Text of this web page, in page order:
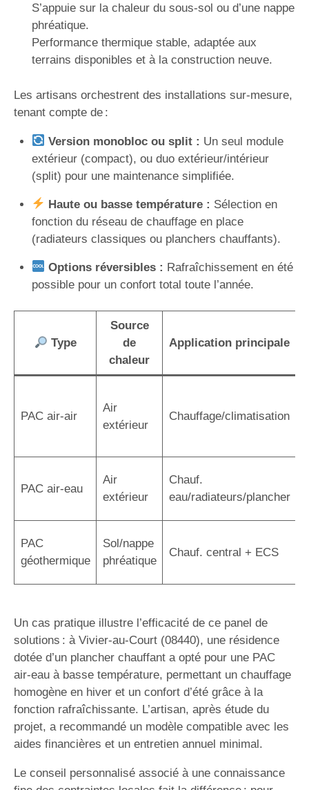
S’appuie sur la chaleur du sous-sol ou d’une nappe
phréatique.
Performance thermique stable, adaptée aux
terrains disponibles et à la construction neuve.
Les artisans orchestrent des installations sur-mesure,
tenant compte de :
Version monobloc ou split : Un seul module
extérieur (compact), ou duo extérieur/intérieur
(split) pour une maintenance simplifiée.
Haute ou basse température : Sélection en
fonction du réseau de chauffage en place
(radiateurs classiques ou planchers chauffants).
Options réversibles : Rafraîchissement en été
possible pour un confort total toute l’année.
Type
Source
de
chaleur
Application principale
PAC air-air
Air
extérieur
Chauffage/climatisation
PAC air-eau
Air
extérieur
Chauf.
eau/radiateurs/plancher
PAC
géothermique
Sol/nappe
phréatique
Chauf. central + ECS
Un cas pratique illustre l’efficacité de ce panel de
solutions : à Vivier-au-Court (08440), une résidence
dotée d’un plancher chauffant a opté pour une PAC
air-eau à basse température, permettant un chauffage
homogène en hiver et un confort d’été grâce à la
fonction rafraîchissante. L’artisan, après étude du
projet, a recommandé un modèle compatible avec les
aides financières et un entretien annuel minimal.
Le conseil personnalisé associé à une connaissance